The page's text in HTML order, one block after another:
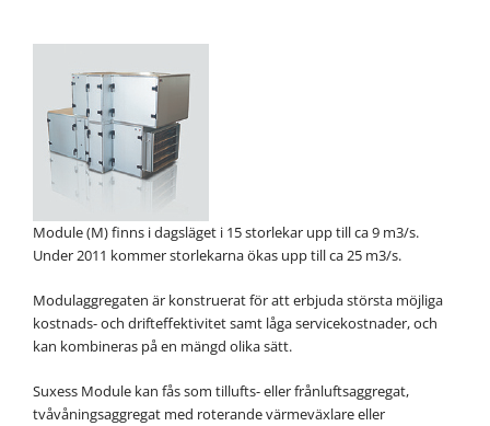
Module (M) finns i dagsläget i 15 storlekar upp till ca 9 m3/s.
Under 2011 kommer storlekarna ökas upp till ca 25 m3/s.
Modulaggregaten är konstruerat för att erbjuda största möjliga
kostnads- och drifteffektivitet samt låga servicekostnader, och
kan kombineras på en mängd olika sätt.
Suxess Module kan fås som tillufts- eller frånluftsaggregat,
tvåvåningsaggregat med roterande värmeväxlare eller